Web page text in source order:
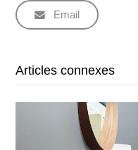
Email
Articles connexes